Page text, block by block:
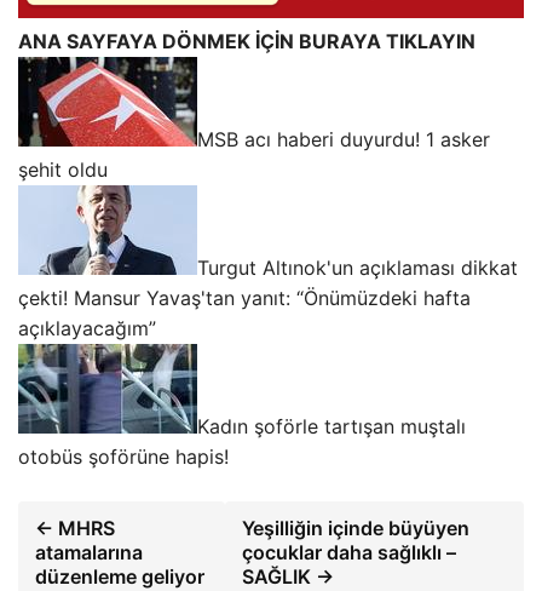
ANA SAYFAYA DÖNMEK İÇİN BURAYA TIKLAYIN
MSB acı haberi duyurdu! 1 asker
şehit oldu
Turgut Altınok'un açıklaması dikkat
çekti! Mansur Yavaş'tan yanıt: “Önümüzdeki hafta
açıklayacağım”
Kadın şoförle tartışan muştalı
otobüs şoförüne hapis!
← MHRS
atamalarına
düzenleme geliyor
Yeşilliğin içinde büyüyen
çocuklar daha sağlıklı –
SAĞLIK →